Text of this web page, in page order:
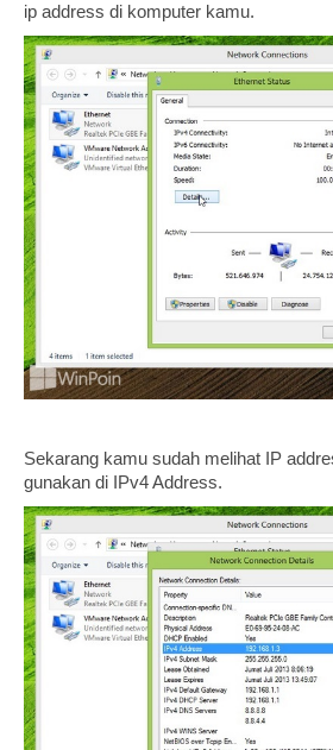
ip address di komputer kamu.
Sekarang kamu sudah melihat IP
gunakan di IPv4 Address.